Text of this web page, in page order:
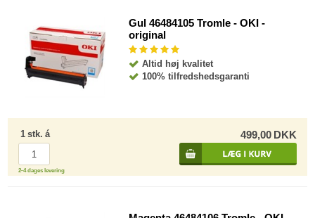
Gul 46484105 Tromle - OKI -
original
Altid høj kvalitet
100% tilfredshedsgaranti
1 stk. á 499,00 DKK
2-4 dages levering